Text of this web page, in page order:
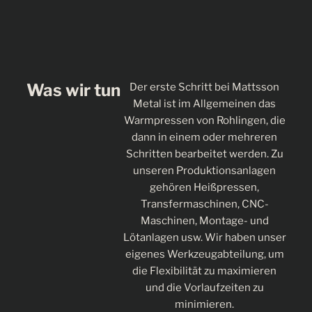
Was wir tun
Der erste Schritt bei Mattsson
Metal ist im Allgemeinen das
Warmpressen von Rohlingen, die
dann in einem oder mehreren
Schritten bearbeitet werden. Zu
unseren Produktionsanlagen
gehören Heißpressen,
Transfermaschinen, CNC-
Maschinen, Montage- und
Lötanlagen usw. Wir haben unser
eigenes Werkzeugabteilung, um
die Flexibilität zu maximieren
und die Vorlaufzeiten zu
minimieren.